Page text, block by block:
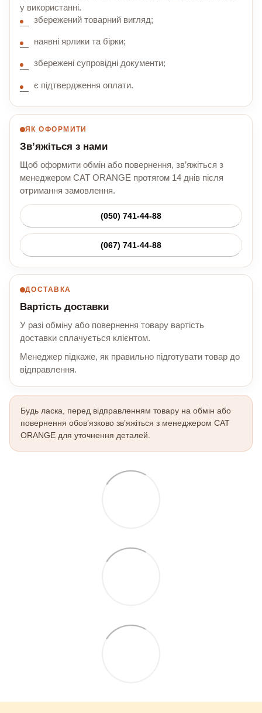
у використанні.
збережений товарний вигляд;
наявні ярлики та бірки;
збережені супровідні документи;
є підтвердження оплати.
ЯК ОФОРМИТИ
Зв’яжіться з нами
Щоб оформити обмін або повернення, зв’яжіться з
менеджером CAT ORANGE протягом 14 днів після
отримання замовлення.
(050) 741-44-88
(067) 741-44-88
ДОСТАВКА
Вартість доставки
У разі обміну або повернення товару вартість
доставки сплачується клієнтом.
Менеджер підкаже, як правильно підготувати товар до
відправлення.
Будь ласка, перед відправленням товару на обмін або
повернення обов’язково зв’яжіться з менеджером CAT
ORANGE для уточнення деталей.